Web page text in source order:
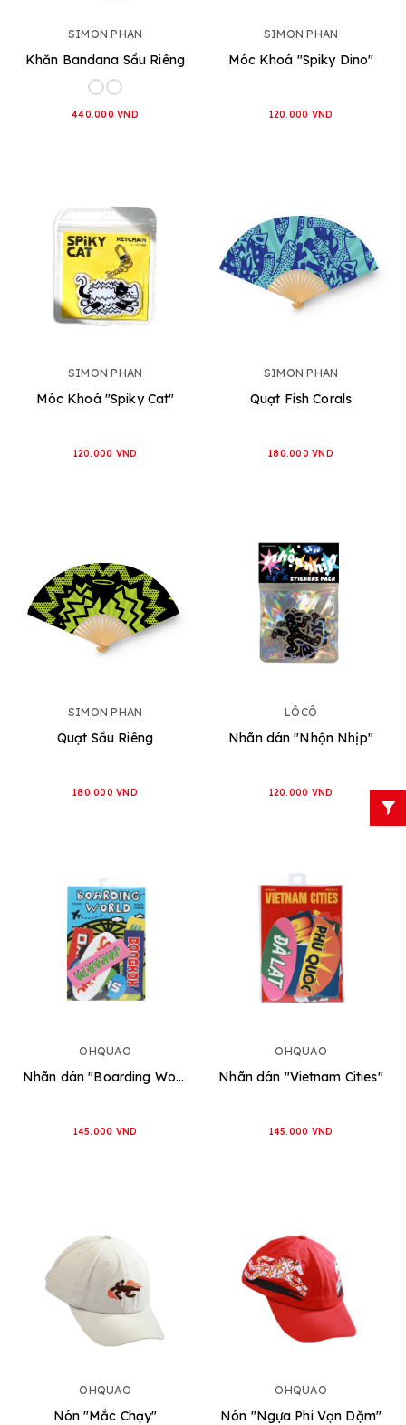
SIMON PHAN
Khăn Bandana Sầu Riêng
440.000 VND
SIMON PHAN
Móc Khoá "Spiky Dino"
120.000 VND
SIMON PHAN
Móc Khoá "Spiky Cat"
120.000 VND
SIMON PHAN
Quạt Fish Corals
180.000 VND
SIMON PHAN
Quạt Sầu Riêng
180.000 VND
LÔCÔ
Nhãn dán "Nhộn Nhịp"
120.000 VND
OHQUAO
Nhãn dán "Boarding World"
145.000 VND
OHQUAO
Nhãn dán "Vietnam Cities"
145.000 VND
OHQUAO
Nón "Mắc Chạy"
OHQUAO
Nón "Ngựa Phi Vạn Dặm"